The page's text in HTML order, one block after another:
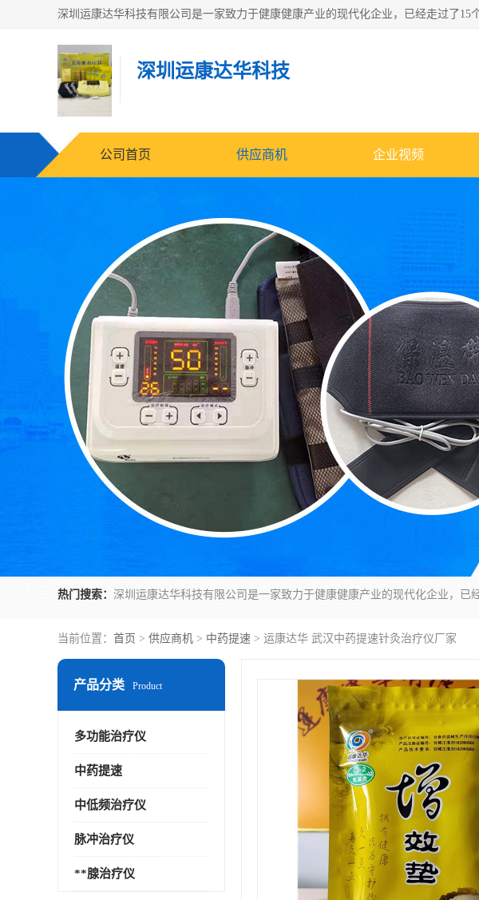
深圳运康达华科技
公司首页 供应商机 企业视频
热门搜索：
当前位置： 首页 > 供应商机 > 中药提速 > 运康达华 武汉中药提速针灸治疗仪厂家
产品分类 Product
多功能治疗仪
中药提速
中低频治疗仪
脉冲治疗仪
**腺治疗仪